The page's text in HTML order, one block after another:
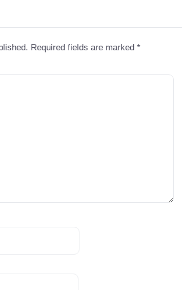
Required fields are marked *